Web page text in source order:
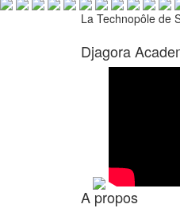
La Technopôle de
Djagora
A propos